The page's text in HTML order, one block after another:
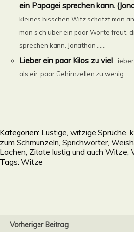
ein Papagei sprechen kann.
kleines bisschen Witz schätzt man
man sich über ein paar Worte freut,
sprechen kann. Jonathan ......
Lieber ein paar Kilos zu viel
als ein paar Gehirnzellen zu wenig....
Kategorien: Lustige, witzige Sprüche,
zum Schmunzeln, Sprichwörter,
Lachen, Zitate lustig und auch Witze
Tags: Witze
Vorheriger Beitrag